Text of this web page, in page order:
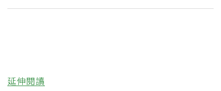
延伸閱讀